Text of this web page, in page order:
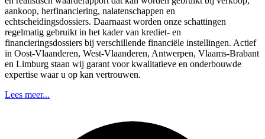
aankoop, herfinanciering, nalatenschappen en
echtscheidingsdossiers. Daarnaast worden onze schattingen
regelmatig gebruikt in het kader van krediet- en
financieringsdossiers bij verschillende financiële instellingen. Actief
in Oost-Vlaanderen, West-Vlaanderen, Antwerpen, Vlaams-Brabant
en Limburg staan wij garant voor kwalitatieve en onderbouwde
expertise waar u op kan vertrouwen.
Lees meer...